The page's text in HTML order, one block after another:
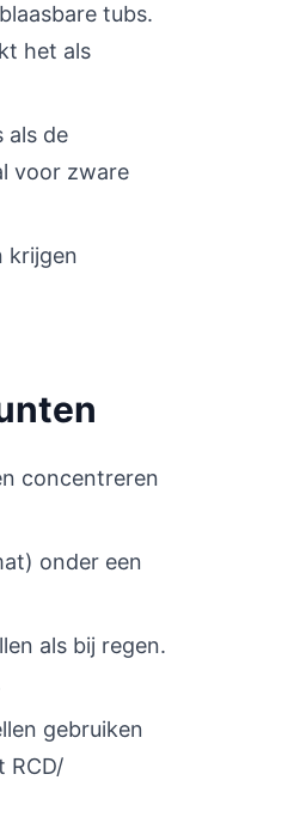
tubs.
het als
als de
voor zware
krijgen
concentreren
onder een
als bij regen.
gebruiken
RCD/